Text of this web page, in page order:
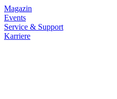
Magazin
Events
Service & Support
Karriere